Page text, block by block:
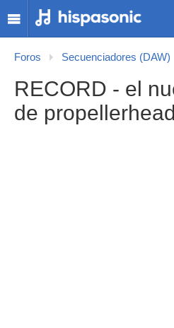
Foros Secuenciadores (DAW)
RECORD - el
de